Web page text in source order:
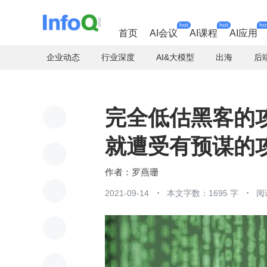
首页 AI会议
hot
AI课程
hot
AI应用
企业动态 行业深度 AI&大模型 出海 后
完全低估黑客的
就遭受有预谋的
罗燕珊
2021-09-14 本文字数：1695 字 阅